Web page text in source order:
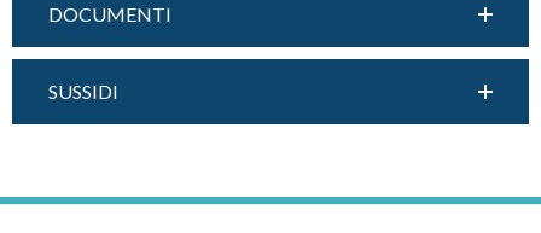
DOCUMENTI
SUSSIDI